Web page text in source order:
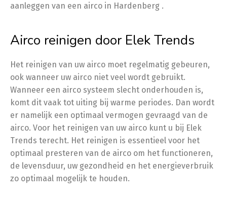
aanleggen van een airco in Hardenberg .
Airco reinigen door Elek Trends
Het reinigen van uw airco moet regelmatig gebeuren,
ook wanneer uw airco niet veel wordt gebruikt.
Wanneer een airco systeem slecht onderhouden is,
komt dit vaak tot uiting bij warme periodes. Dan wordt
er namelijk een optimaal vermogen gevraagd van de
airco. Voor het reinigen van uw airco kunt u bij Elek
Trends terecht. Het reinigen is essentieel voor het
optimaal presteren van de airco om het functioneren,
de levensduur, uw gezondheid en het energieverbruik
zo optimaal mogelijk te houden.